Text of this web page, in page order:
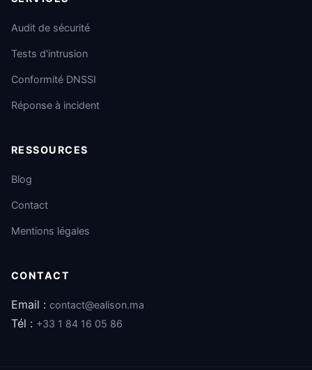
Audit de sécurité
Tests d'intrusion
Conformité DNSSI
Réponse à incident
RESSOURCES
Blog
Contact
Mentions légales
CONTACT
Email : contact@ealison.ma
Tél : +33 1 84 16 05 86